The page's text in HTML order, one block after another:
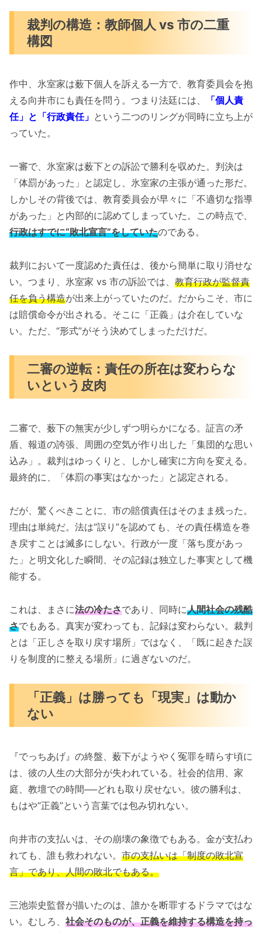
裁判の構造：教師個人 vs 市の二重
構図
作中、氷室家は薮下個人を訴える一方で、教育委員会を抱
える向井市にも責任を問う。つまり法廷には、
「個人責
任」と「行政責任」 という二つのリングが同時に立ち上が
っていた。
一審で、氷室家は薮下との訴訟で勝利を収めた。判決は
「体罰があった」と認定し、氷室家の主張が通った形だ。
しかしその背後では、教育委員会が早々に「不適切な指導
があった」と内部的に認めてしまっていた。この時点で、
行政はすでに“敗北宣言”をしていたのである。
裁判において一度認めた責任は、後から簡単に取り消せな
い。つまり、氷室家 vs 市の訴訟では、 教育行政が監督責
任を負う構造が出来上がっていたのだ。だからこそ、市に
は賠償命令が出される。そこに「正義」は介在していな
い。ただ、“形式”がそう決めてしまっただけだ。
二審の逆転：責任の所在は変わらな
いという皮肉
二審で、薮下の無実が少しずつ明らかになる。証言の矛
盾、報道の誇張、周囲の空気が作り出した「集団的な思い
込み」。裁判はゆっくりと、しかし確実に方向を変える。
最終的に、「体罰の事実はなかった」と認定される。
だが、驚くべきことに、市の賠償責任はそのまま残った。
理由は単純だ。法は“誤り”を認めても、その責任構造を巻
き戻すことは滅多にしない。行政が一度「落ち度があっ
た」と明文化した瞬間、その記録は独立した事実として機
能する。
これは、まさに法の冷たさであり、同時に人間社会の残酷
さでもある。真実が変わっても、記録は変わらない。裁判
とは「正しさを取り戻す場所」ではなく、「既に起きた誤
りを制度的に整える場所」に過ぎないのだ。
「正義」は勝っても「現実」は動か
ない
『でっちあげ』の終盤、薮下がようやく冤罪を晴らす頃に
は、彼の人生の大部分が失われている。社会的信用、家
庭、教壇での時間──どれも取り戻せない。彼の勝利は、
もはや“正義”という言葉では包み切れない。
向井市の支払いは、その崩壊の象徴でもある。金が支払わ
れても、誰も救われない。 市の支払いは「制度の敗北宣
言」であり、人間の敗北でもある。
三池崇史監督が描いたのは、誰かを断罪するドラマではな
い。むしろ、 社会そのものが、正義を維持する構造を持っ